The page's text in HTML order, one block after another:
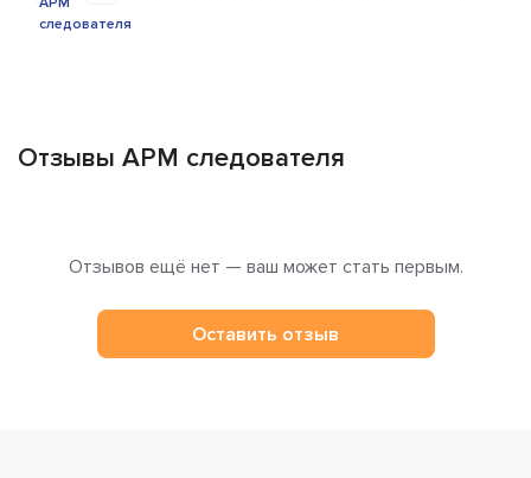
Отзывы АРМ следователя
Отзывов ещё нет — ваш может стать первым.
Оставить отзыв